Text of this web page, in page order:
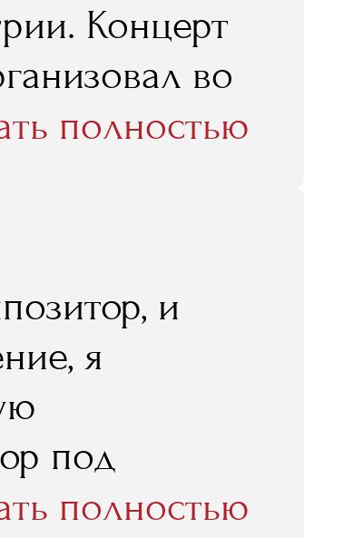
Концерт
во
полностью
и
я
под
нашла
полностью